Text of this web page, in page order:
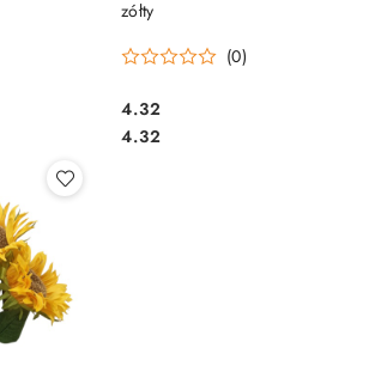
zółty
(0)
Cena:
4.32
Cena:
4.32